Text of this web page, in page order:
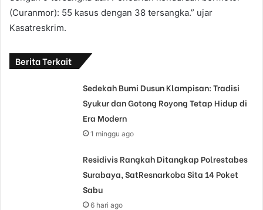
(Curanmor): 55 kasus dengan 38 tersangka.” ujar
Kasatreskrim.
Berita Terkait
Sedekah Bumi Dusun Klampisan: Tradisi
Syukur dan Gotong Royong Tetap Hidup di
Era Modern
1 minggu ago
Residivis Rangkah Ditangkap Polrestabes
Surabaya, SatResnarkoba Sita 14 Poket
Sabu
6 hari ago